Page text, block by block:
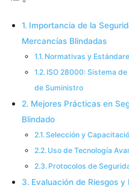
Importancia de la
Mercancías Blindadas
Normativas y
ISO 28000: Sistema
de Suministro
Mejores Prácticas en
Blindado
Selección y
Uso de Tecnología
Protocolos de
Evaluación de Riesgos